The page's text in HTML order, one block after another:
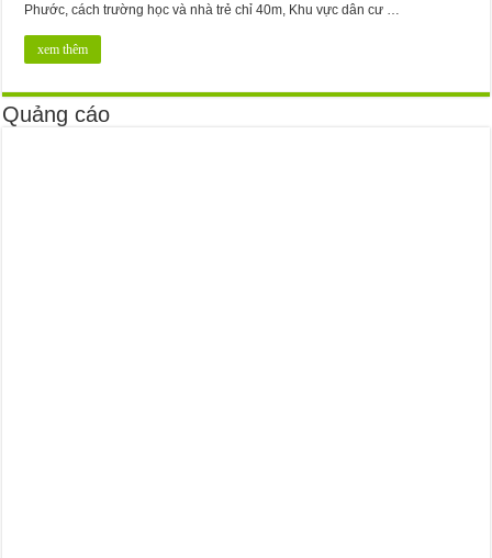
Phước, cách trường học và nhà trẻ chỉ 40m, Khu vực dân cư …
xem thêm
Quảng cáo